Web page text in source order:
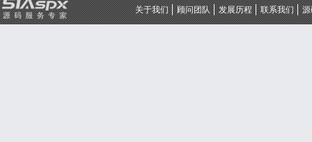
关于我们 顾问团队 发展历程 联系我们